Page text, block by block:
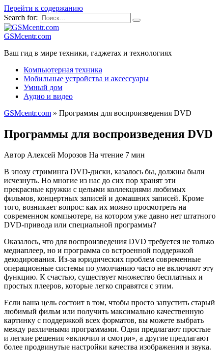
Перейти к содержанию
Search for:
GSMcentr.com
Ваш гид в мире техники, гаджетах и технологиях
Компьютерная техника
Мобильные устройства и аксессуары
Умный дом
Аудио и видео
GSMcentr.com » Программы для воспроизведения DVD
Программы для воспроизведения DVD
Автор Алексей Морозов На чтение 7 мин
В эпоху стриминга DVD-диски, казалось бы, должны были
исчезнуть. Но многие из нас до сих пор хранят эти
прекрасные кружки с целыми коллекциями любимых
фильмов, концертных записей и домашних записей. Кроме
того, возникает вопрос: как их можно просмотреть на
современном компьютере, на котором уже давно нет штатного
DVD-привода или специальной программы?
Оказалось, что для воспроизведения DVD требуется не только
медиаплеер, но и программа со встроенной поддержкой
декодирования. Из-за юридических проблем современные
операционные системы по умолчанию часто не включают эту
функцию. К счастью, существует множество бесплатных и
простых плееров, которые легко справятся с этим.
Если ваша цель состоит в том, чтобы просто запустить старый
любимый фильм или получить максимально качественную
картинку с поддержкой всех форматов, вы можете выбрать
между различными программами. Одни предлагают простые
и легкие решения «включил и смотри», а другие предлагают
более продвинутые настройки качества изображения и звука.